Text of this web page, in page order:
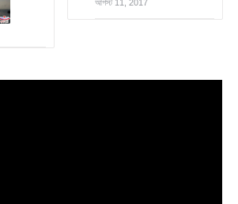
আগস্ট 11, 2017